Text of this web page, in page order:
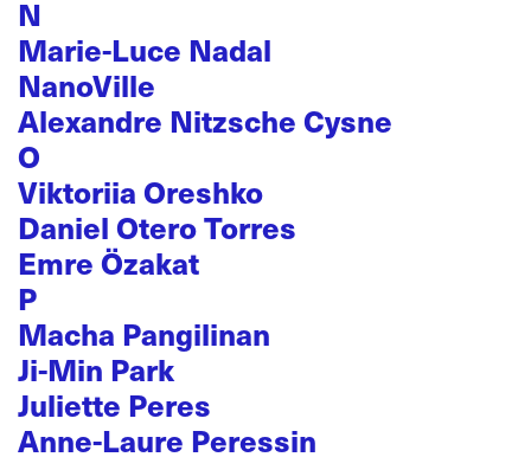
N
Marie-Luce Nadal
NanoVille
Alexandre Nitzsche Cysne
O
Viktoriia Oreshko
Daniel Otero Torres
Emre Özakat
P
Macha Pangilinan
Ji-Min Park
Juliette Peres
Anne-Laure Peressin